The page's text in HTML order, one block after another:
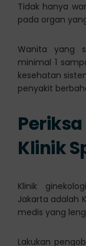
Tidak hanya
pada organ
Wanita yang
minimal 1
kesehatan
penyakit
Klinik
Klinik
Jakarta adalah
medis yang
Lakukan